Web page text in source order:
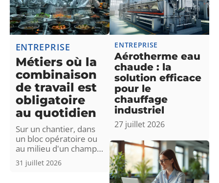
ENTREPRISE
Métiers où la
combinaison
de travail est
obligatoire
au quotidien
Sur un chantier, dans
un bloc opératoire ou
au milieu d'un champ…
31 juillet 2026
ENTREPRISE
Aérotherme eau
chaude : la
solution efficace
pour le
chauffage
industriel
27 juillet 2026